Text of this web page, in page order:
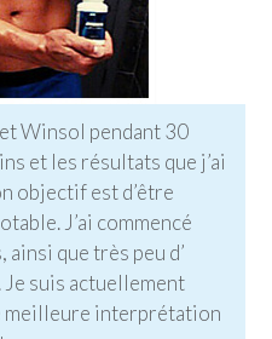
Winsol pendant 30
et les résultats que j’ai
objectif est d’être
J’ai commencé
que très peu d’
suis actuellement
meilleure interprétation